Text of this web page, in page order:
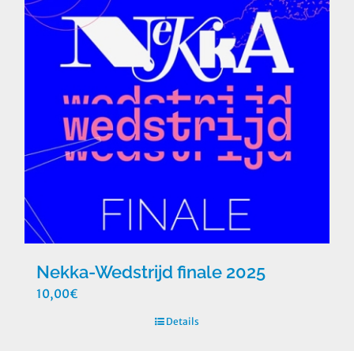
Nekka-Wedstrijd finale 2025
10,00€
Details